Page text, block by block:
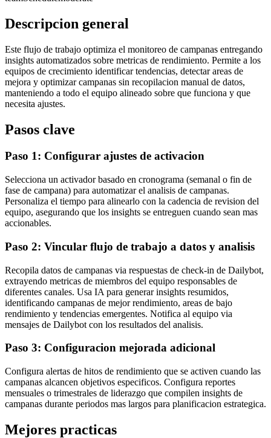
Descripcion general
Este flujo de trabajo optimiza el monitoreo de campanas entregando
insights automatizados sobre metricas de rendimiento. Permite a los
equipos de crecimiento identificar tendencias, detectar areas de
mejora y optimizar campanas sin recopilacion manual de datos,
manteniendo a todo el equipo alineado sobre que funciona y que
necesita ajustes.
Pasos clave
Paso 1: Configurar ajustes de activacion
Selecciona un activador basado en cronograma (semanal o fin de
fase de campana) para automatizar el analisis de campanas.
Personaliza el tiempo para alinearlo con la cadencia de revision del
equipo, asegurando que los insights se entreguen cuando sean mas
accionables.
Paso 2: Vincular flujo de trabajo a datos y analisis
Recopila datos de campanas via respuestas de check-in de Dailybot,
extrayendo metricas de miembros del equipo responsables de
diferentes canales. Usa IA para generar insights resumidos,
identificando campanas de mejor rendimiento, areas de bajo
rendimiento y tendencias emergentes. Notifica al equipo via
mensajes de Dailybot con los resultados del analisis.
Paso 3: Configuracion mejorada adicional
Configura alertas de hitos de rendimiento que se activen cuando las
campanas alcancen objetivos especificos. Configura reportes
mensuales o trimestrales de liderazgo que compilen insights de
campanas durante periodos mas largos para planificacion estrategica.
Mejores practicas